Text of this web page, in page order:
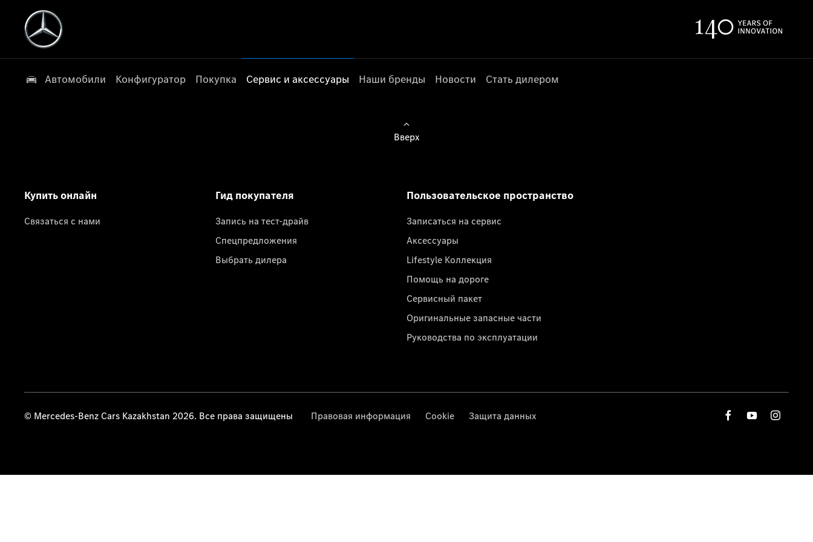
Автомобили Конфигуратор Покупка Сервис и аксессуары Наши бренды Новости Стать дилером
Вверх
Купить онлайн
Связаться с нами
Гид покупателя
Запись на тест-драйв
Спецпредложения
Выбрать дилера
Пользовательское пространство
Записаться на сервис
Аксессуары
Lifestyle Коллекция
Помощь на дороге
Сервисный пакет
Оригинальные запасные части
Руководства по эксплуатации
© Mercedes-Benz Cars Kazakhstan 2026. Все права защищены Правовая информация Cookie Защита данных